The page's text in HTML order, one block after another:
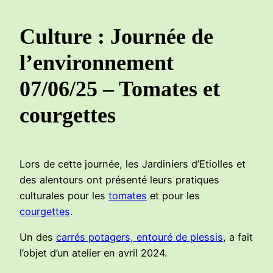
Culture : Journée de
l’environnement
07/06/25 – Tomates et
courgettes
Lors de cette journée, les Jardiniers d’Etiolles et
des alentours ont présenté leurs pratiques
culturales pour les tomates et pour les
courgettes.
Un des carrés potagers, entouré de plessis, a fait
l’objet d’un atelier en avril 2024.